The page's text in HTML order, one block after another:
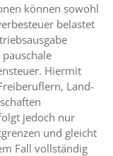
können sowohl
belastet
Hiermit
Land-
jedoch nur
und gleicht
Fall vollständig